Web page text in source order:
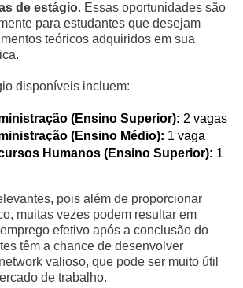
de estágio. Essas oportunidades são
para estudantes que desejam
teóricos adquiridos em sua
disponíveis incluem:
(Ensino Superior): 2 vagas
(Ensino Médio): 1 vaga
Humanos (Ensino Superior): 1
pois além de proporcionar
muitas vezes podem resultar em
efetivo após a conclusão do
têm a chance de desenvolver
valioso, que pode ser muito útil
de trabalho.